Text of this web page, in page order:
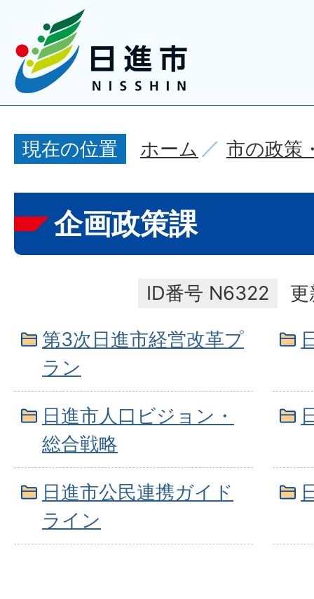
現在の位置 ホーム 市の政策
企画政策課
ID番号 N6322
第3次日進市経営改革プ
ラン
日進市人口ビジョン・
総合戦略
日進市公民連携ガイド
ライン